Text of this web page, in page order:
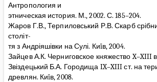
Антропология и
этническая история. М., 2002. С. 185–204.
Жаров Г.В., Терпиловський Р.В. Скарб
століт-
тя з Андріяшівки на Сулі. Киïв, 2004.
Зайцев А.К. Черниговское княжество X–XIII
Звіздецький Б.А. Городища IX–XIII ст. на
древлян. Киïв, 2008.